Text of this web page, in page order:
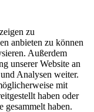
zu
anbieten zu können
Außerdem
unserer Website an
Analysen weiter.
mit
haben oder
gesammelt haben.